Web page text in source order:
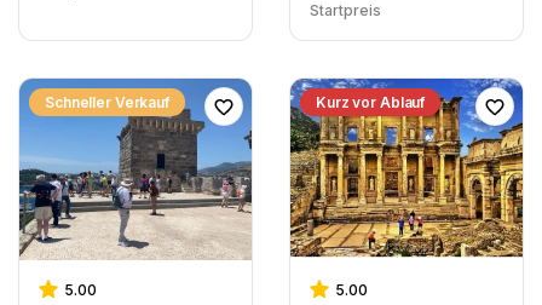
Startpreis
Schneller Verkauf
5.00
Kurz vor Ablauf
5.00